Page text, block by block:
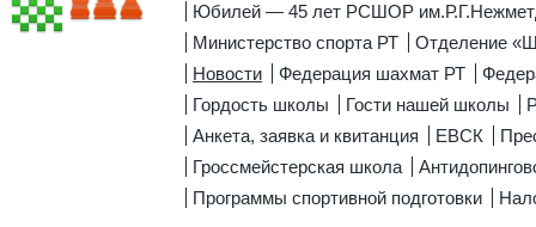
Юбилей — 45 лет РСШОР
Министерство спорта РТ
Отделение
Новости
Федерация шахмат РТ
Гордость школы
Гости нашей школы
Анкета, заявка и квитанция
ЕВСК
Гроссмейстерская школа
Программы спортивной подготовки